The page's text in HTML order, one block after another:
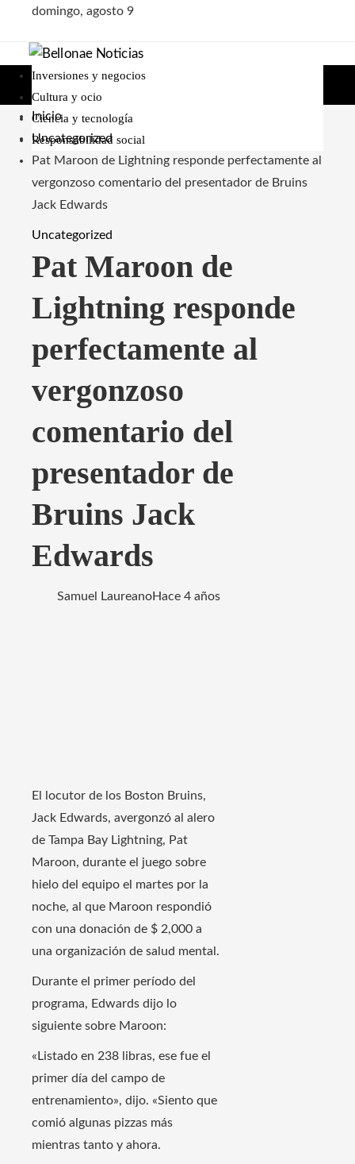
domingo, agosto 9
Inversiones y negocios
Cultura y ocio
Ciencia y tecnología
Responsabilidad social
Inicio
Uncategorized
Pat Maroon de Lightning responde perfectamente al
vergonzoso comentario del presentador de Bruins
Jack Edwards
Uncategorized
Pat Maroon de
Lightning responde
perfectamente al
vergonzoso
comentario del
presentador de
Bruins Jack
Edwards
Samuel LaureanoHace 4 años
El locutor de los Boston Bruins,
Jack Edwards, avergonzó al alero
de Tampa Bay Lightning, Pat
Maroon, durante el juego sobre
hielo del equipo el martes por la
noche, al que Maroon respondió
con una donación de $ 2,000 a
una organización de salud mental.
Durante el primer período del
programa, Edwards dijo lo
siguiente sobre Maroon:
«Listado en 238 libras, ese fue el
primer día del campo de
entrenamiento», dijo. «Siento que
comió algunas pizzas más
mientras tanto y ahora.